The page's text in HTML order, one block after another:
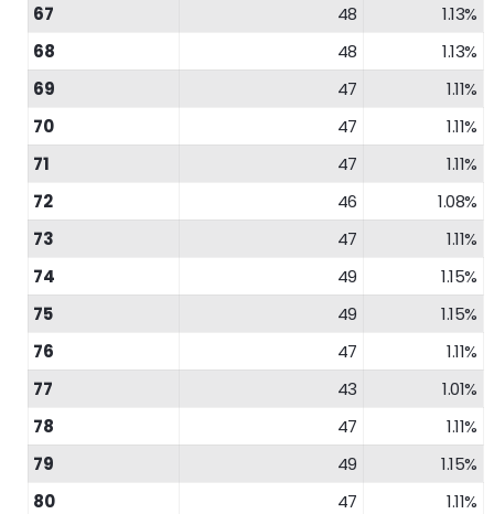
67
48
1.13%
68
48
1.13%
69
47
1.11%
70
47
1.11%
71
47
1.11%
72
46
1.08%
73
47
1.11%
74
49
1.15%
75
49
1.15%
76
47
1.11%
77
43
1.01%
78
47
1.11%
79
49
1.15%
80
47
1.11%